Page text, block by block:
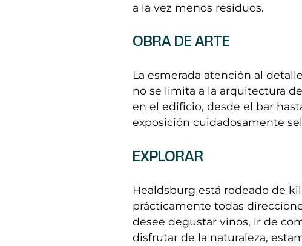
a la vez menos residuos.
OBRA DE ARTE
La esmerada atención al
no se limita a la arquitectura
en el edificio, desde el bar
exposición cuidadosamente
EXPLORAR
Healdsburg está rodeado de
prácticamente todas
desee degustar vinos, ir de
disfrutar de la naturaleza,